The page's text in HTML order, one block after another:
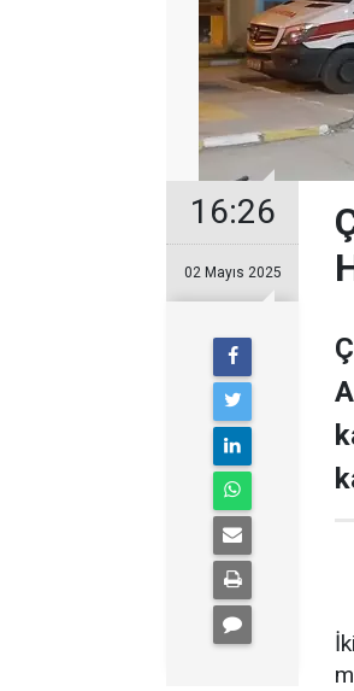
16:26
02 Mayıs 2025